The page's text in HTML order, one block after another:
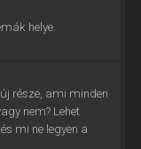
helye.
része, ami minden
nem? Lehet
mi ne legyen a